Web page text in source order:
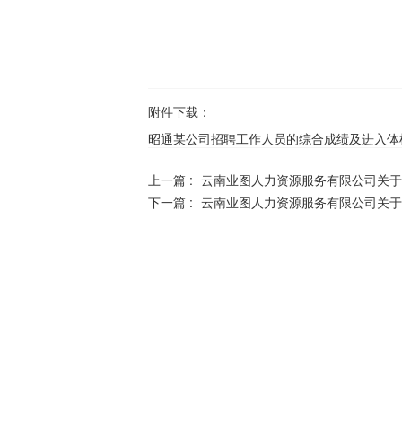
附件下载：
昭通某公司招聘工作人员的综合成绩及进入
上一篇 : 云南业图人力资源服务有限公司关
下一篇 : 云南业图人力资源服务有限公司关